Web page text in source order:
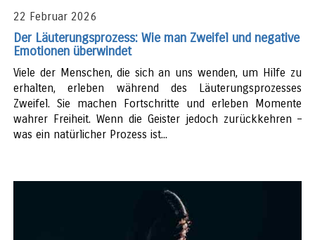
22 Februar 2026
Der Läuterungsprozess: Wie man Zweifel und negative
Emotionen überwindet
Viele der Menschen, die sich an uns wenden, um Hilfe zu
erhalten, erleben während des Läuterungsprozesses
Zweifel. Sie machen Fortschritte und erleben Momente
wahrer Freiheit. Wenn die Geister jedoch zurückkehren –
was ein natürlicher Prozess ist...